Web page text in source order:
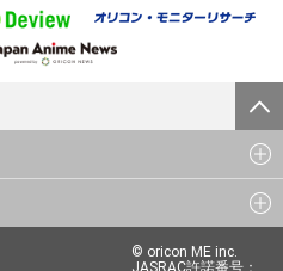
© oricon ME inc.
JASRAC許諾番号：